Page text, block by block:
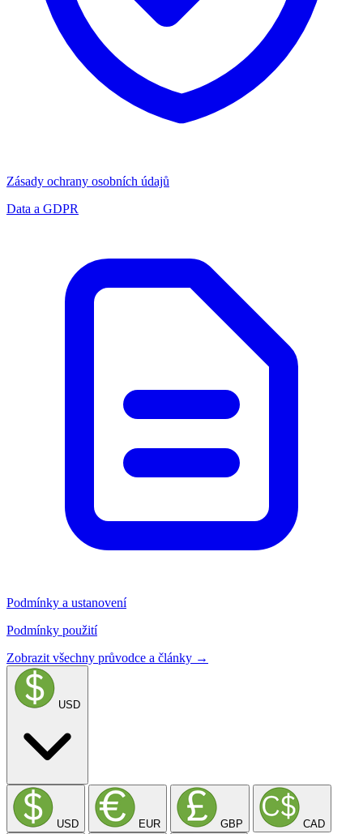
Zásady ochrany osobních údajů
Data a GDPR
Podmínky a ustanovení
Podmínky použití
Zobrazit všechny průvodce a články →
USD
USD EUR GBP CAD